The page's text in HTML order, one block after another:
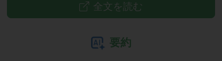
全文を読む
要約